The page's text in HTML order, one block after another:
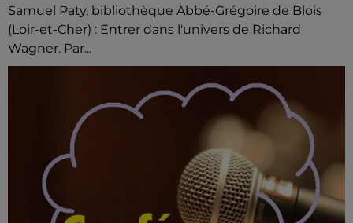
Samuel Paty, bibliothèque Abbé-Grégoire de Blois
(Loir-et-Cher) : Entrer dans l'univers de Richard
Wagner. Par...